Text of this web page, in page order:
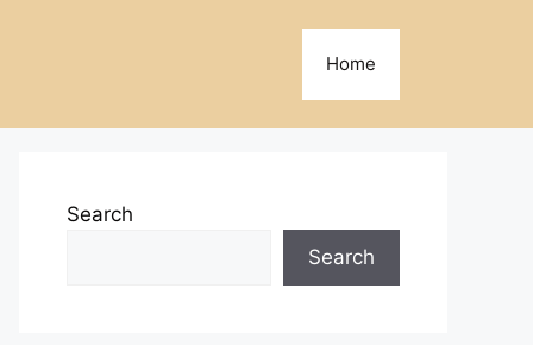
Home
Search
Search